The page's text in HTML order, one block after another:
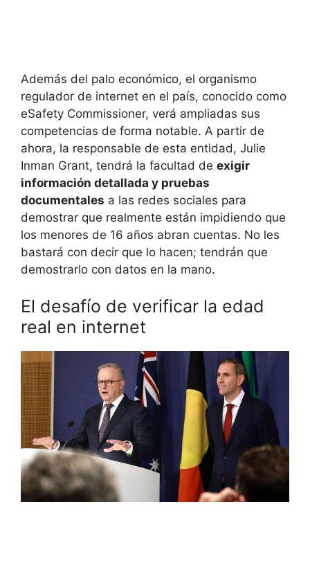
Además del palo económico, el organismo
regulador de internet en el país, conocido como
eSafety Commissioner, verá ampliadas sus
competencias de forma notable. A partir de
ahora, la responsable de esta entidad, Julie
Inman Grant, tendrá la facultad de exigir
información detallada y pruebas
documentales a las redes sociales para
demostrar que realmente están impidiendo que
los menores de 16 años abran cuentas. No les
bastará con decir que lo hacen; tendrán que
demostrarlo con datos en la mano.
El desafío de verificar la edad
real en internet